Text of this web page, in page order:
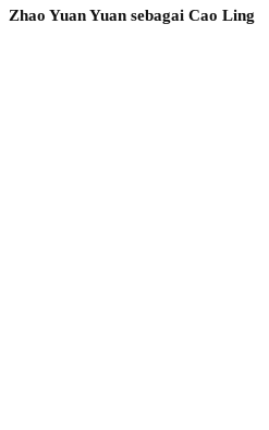
Zhao Yuan Yuan sebagai Cao Ling